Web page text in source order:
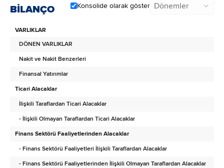
BİLANÇO Konsolide olarak göster Dönemler
VARLIKLAR
DÖNEN VARLIKLAR
Nakit ve Nakit Benzerleri
Finansal Yatırımlar
Ticari Alacaklar
İlişkili Taraflardan Ticari Alacaklar
- İlişkili Olmayan Taraflardan Ticari Alacaklar
Finans Sektörü Faaliyetlerinden Alacaklar
- Finans Sektörü Faaliyetleri İlişkili Taraflardan Alacaklar
- Finans Sektörü Faaliyetlerinden İlişkili Olmayan Taraflardan Alacaklar